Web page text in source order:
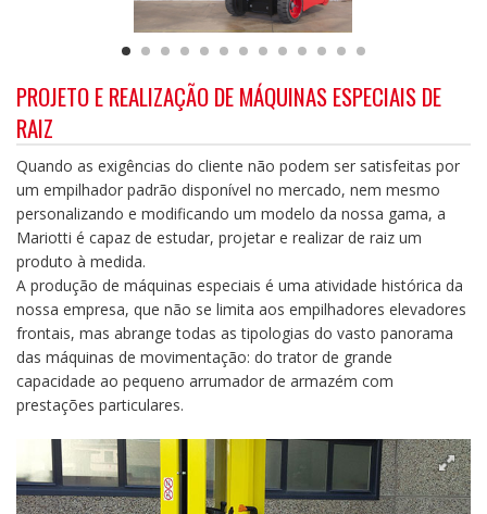
PROJETO E REALIZAÇÃO DE MÁQUINAS ESPECIAIS DE
RAIZ
Quando as exigências do cliente não podem ser satisfeitas por
um empilhador padrão disponível no mercado, nem mesmo
personalizando e modificando um modelo da nossa gama, a
Mariotti é capaz de estudar, projetar e realizar de raiz um
produto à medida.
A produção de máquinas especiais é uma atividade histórica da
nossa empresa, que não se limita aos empilhadores elevadores
frontais, mas abrange todas as tipologias do vasto panorama
das máquinas de movimentação: do trator de grande
capacidade ao pequeno arrumador de armazém com
prestações particulares.